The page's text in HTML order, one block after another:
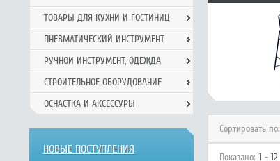
Сортировать по:
Показано: 1 - 12
ТОВАРЫ ДЛЯ КУХНИ И ГОСТИНИЦ
ПНЕВМАТИЧЕСКИЙ ИНСТРУМЕНТ
РУЧНОЙ ИНCТРУМЕНТ, ОДЕЖДА
СТРОИТЕЛЬНОЕ ОБОРУДОВАНИЕ
ОСНАСТКА И АКСЕССУРЫ
НОВЫЕ ПОСТУПЛЕНИЯ